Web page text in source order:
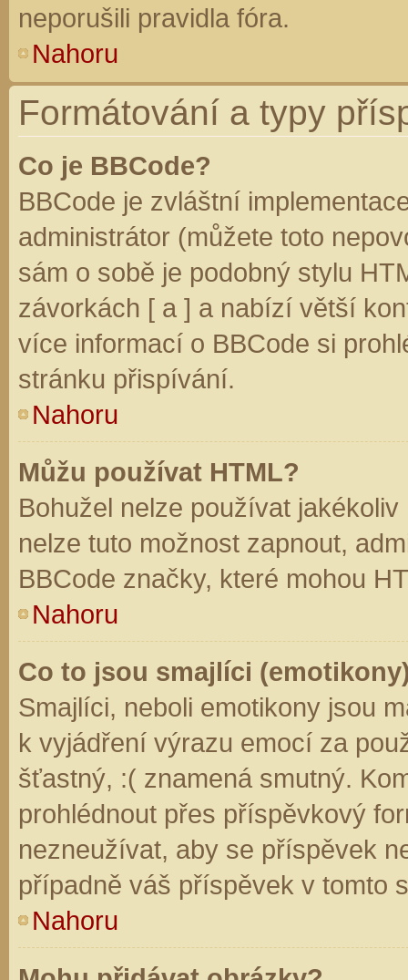
neporušili pravidla fóra.
Nahoru
Formátování a typy
Co je BBCode?
BBCode je zvláštní
administrátor (můžete toto
sám o sobě je podobný stylu
závorkách [ a ] a nabízí větší
více informací o BBCode si
stránku přispívání.
Nahoru
Můžu používat HTML?
Bohužel nelze používat
nelze tuto možnost zapnout,
BBCode značky, které mohou
Nahoru
Co to jsou smajlíci
Smajlíci, neboli emotikony jsou
k vyjádření výrazu emocí za
šťastný, :( znamená smutný.
prohlédnout přes příspěvkový
nezneužívat, aby se příspěvek
případně váš příspěvek v tomto
Nahoru